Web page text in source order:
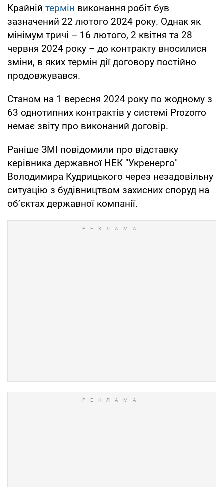
Крайній термін виконання робіт був
зазначений 22 лютого 2024 року. Однак як
мінімум тричі – 16 лютого, 2 квітня та 28
червня 2024 року – до контракту вносилися
зміни, в яких термін дії договору постійно
продовжувався.
Станом на 1 вересня 2024 року по жодному з
63 однотипних контрактів у системі Prozorro
немає звіту про виконаний договір.
Раніше ЗМІ повідомили про відставку
керівника державної НЕК "Укренерго"
Володимира Кудрицького через незадовільну
ситуацію з будівництвом захисних споруд на
об’єктах державної компанії.